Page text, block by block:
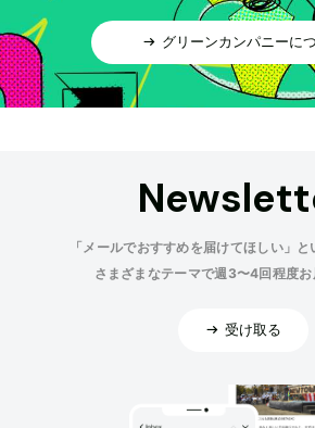
グリーンカンパニーに
「メールでおすすめを届けてほしい」と
さまざまなテーマで週3〜4回程度お
受け取る